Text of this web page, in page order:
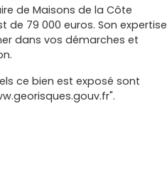
de Maisons de la Côte
de 79 000 euros. Son expertise
dans vos démarches et
ce bien est exposé sont